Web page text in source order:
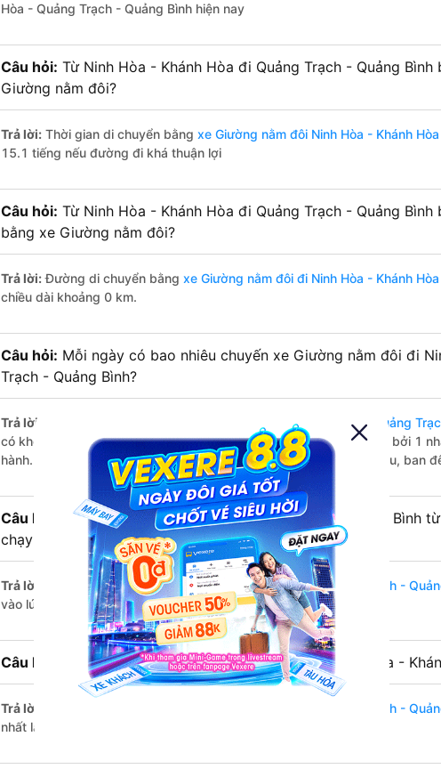
Hòa - Quảng Trạch - Quảng Bình hiện nay
Câu hỏi: Từ Ninh Hòa - Khánh Hòa đi Quảng Trạch - Quảng Bình
Giường nằm đôi?
Trả lời: Thời gian di chuyển bằng xe Giường nằm đôi Ninh Hòa - Khánh
15.1 tiếng nếu đường đi khá thuận lợi
Câu hỏi: Từ Ninh Hòa - Khánh Hòa đi Quảng Trạch - Quảng
bằng xe Giường nằm đôi?
Trả lời:Đường di chuyển bằng xe Giường nằm đôi đi Ninh Hòa - Khánh
chiều dài khoảng 0 km.
Câu hỏi: Mỗi ngày có bao nhiêu chuyến xe Giường nằm đôi đi
Trạch - Quảng Bình?
Trả lời: xe Giường nằm đôi Ninh Hòa - Khánh Hòa Quảng
có khoảng 1 chuyến trênVexere.combắt đầu từ 20:41 đến 20:41 bởi 1
hành. Các giờ xe chạy có đầy đủ cả ban ngày, buổi trưa, buổi chiều, ban
Câu hỏi:
Nhà xe Giường nằm đôi đi Quảng Trạch - Quảng Bình
chạy sớm nhất?
Trả lời: ChuyếnGiường nằm đôi Ninh Hòa - Khánh Hòa Quảng Trạch -
vào lúc 20:41 là của nhà xe Tân Quang Dũng.
Câu hỏi: Nhà xe đi Quảng Trạch - Quảng Bình từ Ninh Hòa -
Trả lời: Giường nằm đôi Ninh Hòa - Khánh Hòa Quảng Trạch -
nhất là vào lúc 20:41 là của nhà xe Tân Quang Dũng.